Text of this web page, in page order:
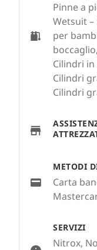
SERVIZI
Nitrox,
Pinne a
Wetsuit –
per
Cilindri
Cilindri
Cilindri
METODI
Carta